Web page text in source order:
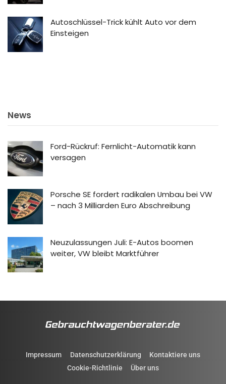
Autoschlüssel-Trick kühlt Auto vor dem
Einsteigen
News
Ford-Rückruf: Fernlicht-Automatik kann
versagen
Porsche SE fordert radikalen Umbau bei VW
– nach 3 Milliarden Euro Abschreibung
Neuzulassungen Juli: E-Autos boomen
weiter, VW bleibt Marktführer
Impressum Datenschutzerklärung
Kontaktiere uns
Cookie-Richtlinie
Über uns